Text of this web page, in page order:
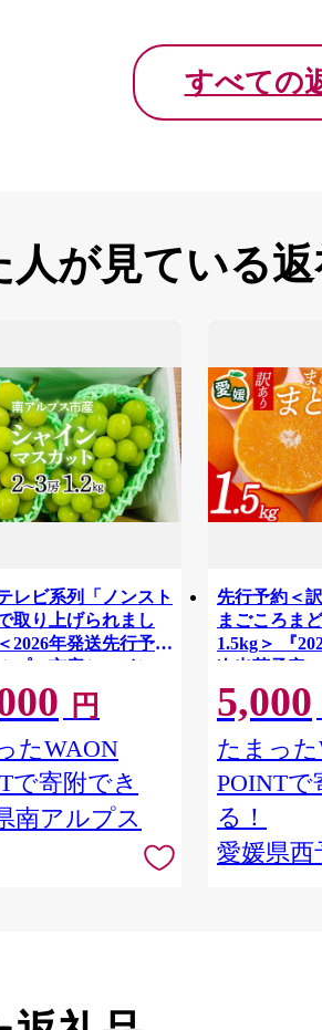
すべての
が見ている
レビ系列「ノンスト
取り上げられまし
2026年発送先行予約
プス市産シャインマ
1.2kg以上（2～3
ール便発送
円
たWAON
で寄附でき
南アルプス
先行予約＜
まごころま
1.5kg＞ 『
次出荷予定
宅用 紅まど
試し わけあ
ーツ 高級 国
地直送 ミヤ
ーデン 愛媛
温】
5,000
たまっ
POINTで
る！
愛媛県西